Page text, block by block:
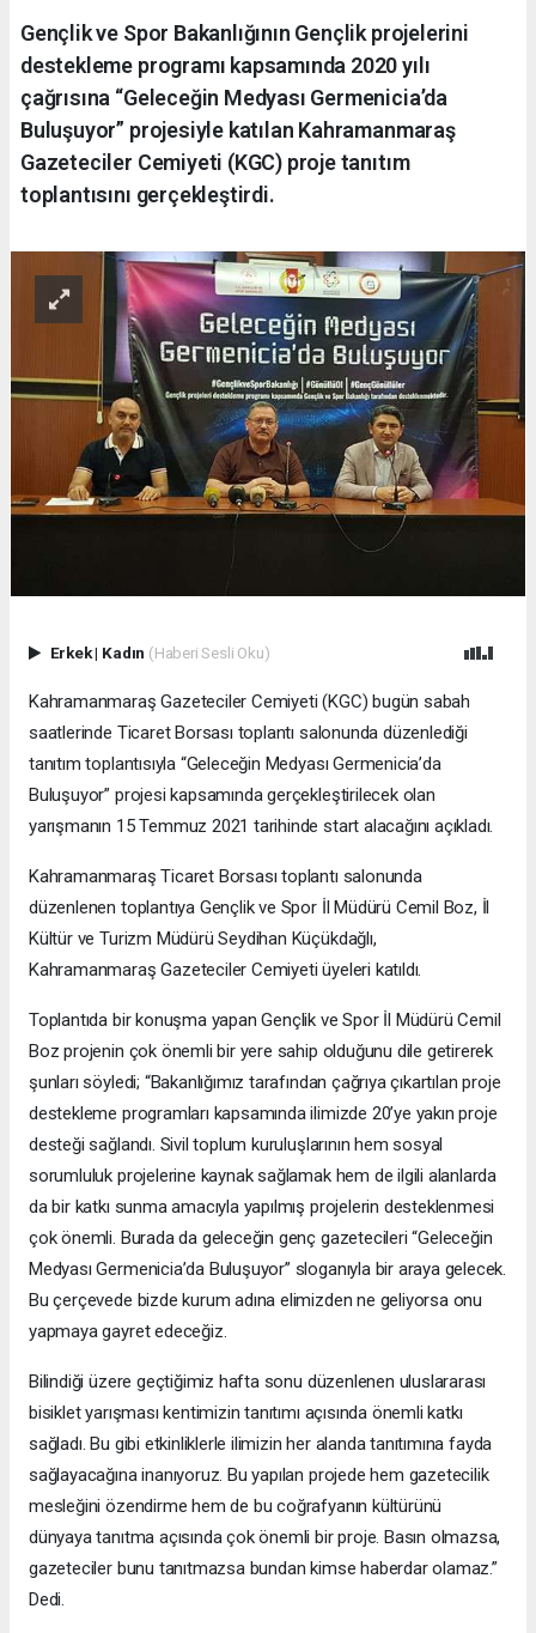
Gençlik ve Spor Bakanlığının Gençlik projelerini
destekleme programı kapsamında 2020 yılı
çağrısına “Geleceğin Medyası Germenicia’da
Buluşuyor” projesiyle katılan Kahramanmaraş
Gazeteciler Cemiyeti (KGC) proje tanıtım
toplantısını gerçekleştirdi.
Erkek| Kadın (Haberi Sesli Oku)
Kahramanmaraş Gazeteciler Cemiyeti (KGC) bugün sabah
saatlerinde Ticaret Borsası toplantı salonunda düzenlediği
tanıtım toplantısıyla “Geleceğin Medyası Germenicia’da
Buluşuyor” projesi kapsamında gerçekleştirilecek olan
yarışmanın 15 Temmuz 2021 tarihinde start alacağını açıkladı.
Kahramanmaraş Ticaret Borsası toplantı salonunda
düzenlenen toplantıya Gençlik ve Spor İl Müdürü Cemil Boz, İl
Kültür ve Turizm Müdürü Seydihan Küçükdağlı,
Kahramanmaraş Gazeteciler Cemiyeti üyeleri katıldı.
Toplantıda bir konuşma yapan Gençlik ve Spor İl Müdürü Cemil
Boz projenin çok önemli bir yere sahip olduğunu dile getirerek
şunları söyledi; “Bakanlığımız tarafından çağrıya çıkartılan proje
destekleme programları kapsamında ilimizde 20’ye yakın proje
desteği sağlandı. Sivil toplum kuruluşlarının hem sosyal
sorumluluk projelerine kaynak sağlamak hem de ilgili alanlarda
da bir katkı sunma amacıyla yapılmış projelerin desteklenmesi
çok önemli. Burada da geleceğin genç gazetecileri “Geleceğin
Medyası Germenicia’da Buluşuyor” sloganıyla bir araya gelecek.
Bu çerçevede bizde kurum adına elimizden ne geliyorsa onu
yapmaya gayret edeceğiz.
Bilindiği üzere geçtiğimiz hafta sonu düzenlenen uluslararası
bisiklet yarışması kentimizin tanıtımı açısında önemli katkı
sağladı. Bu gibi etkinliklerle ilimizin her alanda tanıtımına fayda
sağlayacağına inanıyoruz. Bu yapılan projede hem gazetecilik
mesleğini özendirme hem de bu coğrafyanın kültürünü
dünyaya tanıtma açısında çok önemli bir proje. Basın olmazsa,
gazeteciler bunu tanıtmazsa bundan kimse haberdar olamaz.”
Dedi.